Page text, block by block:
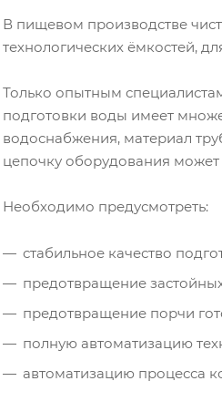
В пищевом производстве
технологических ёмкостей,
Только опытным
подготовки воды имеет
водоснабжения, материал
цепочку оборудования
Необходимо предусмотреть:
стабильное качество
предотвращение
предотвращение порчи
полную автоматизацию
автоматизацию процесса